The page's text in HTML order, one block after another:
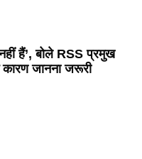
हैं’, बोले RSS प्रमुख
जानना जरूरी